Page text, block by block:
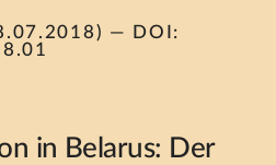
— DOI:
in Belarus: Der